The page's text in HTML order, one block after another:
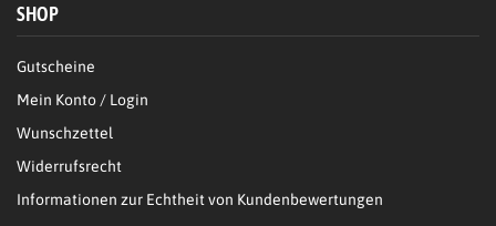
SHOP
Gutscheine
Mein Konto / Login
Wunschzettel
Widerrufsrecht
Informationen zur Echtheit von Kundenbewertungen